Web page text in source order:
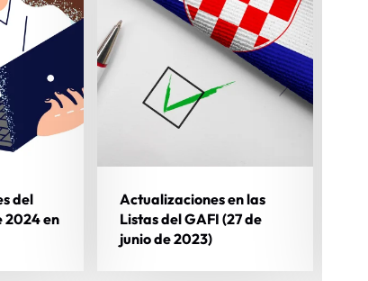
del
2024 en
Actualizaciones en las
Listas del GAFI (27 de
junio de 2023)